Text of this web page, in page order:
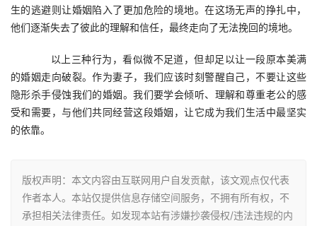
生的逃避则让婚姻陷入了更加危险的境地。在这场无声的挣扎中，
他们逐渐失去了彼此的理解和信任，最终走向了无法挽回的境地。
以上三种行为，看似微不足道，但却足以让一段原本美满
的婚姻走向破裂。作为妻子，我们应该时刻警醒自己，不要让这些
隐形杀手侵蚀我们的婚姻。我们要学会倾听、理解和尊重老公的感
受和需要，与他们共同经营这段婚姻，让它成为我们生活中最坚实
的依靠。
版权声明：本文内容由互联网用户自发贡献，该文观点仅代表
作者本人。本站仅提供信息存储空间服务，不拥有所有权，不
承担相关法律责任。如发现本站有涉嫌抄袭侵权/违法违规的内